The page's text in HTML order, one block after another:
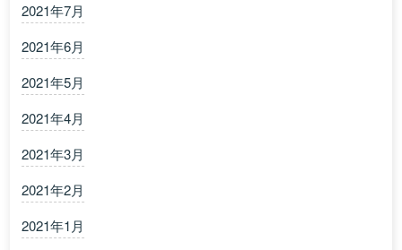
2021年7月
2021年6月
2021年5月
2021年4月
2021年3月
2021年2月
2021年1月